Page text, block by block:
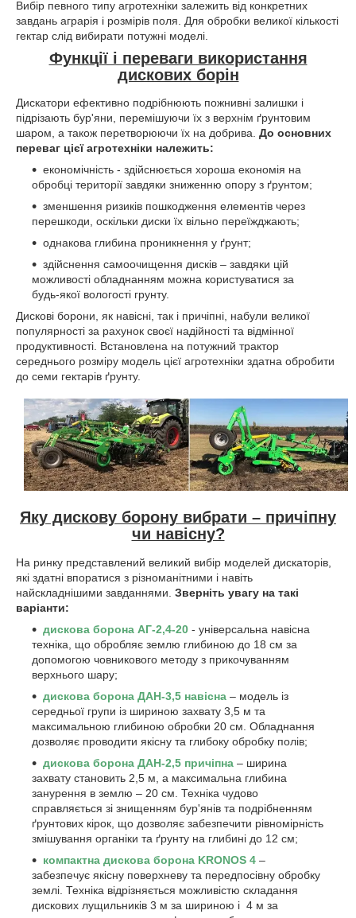
Вибір певного типу агротехніки залежить від конкретних
завдань аграрія і розмірів поля. Для обробки великої кількості
гектар слід вибирати потужні моделі.
Функції і переваги використання
дискових борін
Дискатори ефективно подрібнюють пожнивні залишки і
підрізають бур'яни, перемішуючи їх з верхнім ґрунтовим
шаром, а також перетворюючи їх на добрива. До основних
переваг цієї агротехніки належить:
економічність - здійснюється хороша економія на
обробці території завдяки зниженню опору з ґрунтом;
зменшення ризиків пошкодження елементів через
перешкоди, оскільки диски їх вільно переїжджають;
однакова глибина проникнення у ґрунт;
здійснення самоочищення дисків – завдяки цій
можливості обладнанням можна користуватися за
будь-якої вологості грунту.
Дискові борони, як навісні, так і причіпні, набули великої
популярності за рахунок своєї надійності та відмінної
продуктивності. Встановлена ​​на потужний трактор
середнього розміру модель цієї агротехніки здатна обробити
до семи гектарів ґрунту.
Яку дискову борону вибрати – причіпну
чи навісну?
На ринку представлений великий вибір моделей дискаторів,
які здатні впоратися з різноманітними і навіть
найскладнішими завданнями. Зверніть увагу на такі
варіанти:
дискова борона АГ-2,4-20 - універсальна навісна
техніка, що обробляє землю глибиною до 18 см за
допомогою човникового методу з прикочуванням
верхнього шару;
дискова борона ДАН-3,5 навісна – модель із
середньої групи із шириною захвату 3,5 м та
максимальною глибиною обробки 20 см. Обладнання
дозволяє проводити якісну та глибоку обробку полів;
дискова борона ДАН-2,5 причіпна – ширина
захвату становить 2,5 м, а максимальна глибина
занурення в землю – 20 см. Техніка чудово
справляється зі знищенням бур'янів та подрібненням
ґрунтових кірок, що дозволяє забезпечити рівномірність
змішування органіки та ґрунту на глибині до 12 см;
компактна дискова борона KRONOS 4 –
забезпечує якісну поверхневу та передпосівну обробку
землі. Техніка відрізняється можливістю складання
дискових лущильників 3 м за шириною і 4 м за